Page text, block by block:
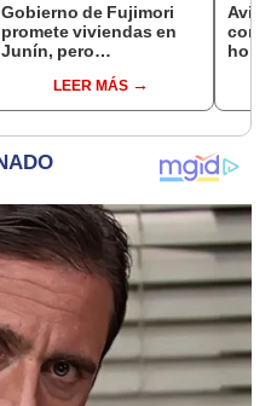
Gobierno de Fujimori
promete viviendas en
Junín, pero
se quejan por la lentitud
LEER MÁS